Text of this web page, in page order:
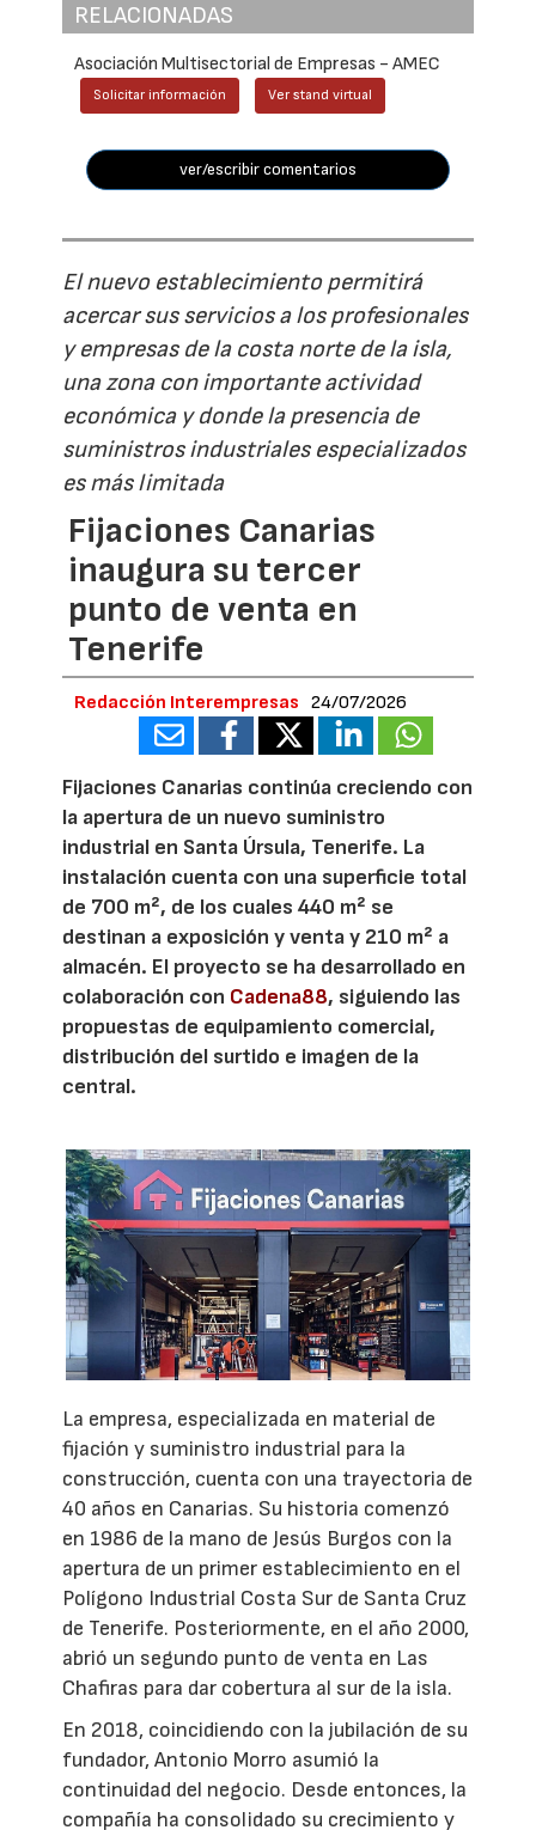
RELACIONADAS
Asociación Multisectorial de Empresas - AMEC
Solicitar información Ver stand virtual
ver/escribir comentarios
El nuevo establecimiento permitirá
acercar sus servicios a los profesionales
y empresas de la costa norte de la isla,
una zona con importante actividad
económica y donde la presencia de
suministros industriales especializados
es más limitada
Fijaciones Canarias
inaugura su tercer
punto de venta en
Tenerife
Redacción Interempresas 24/07/2026
Fijaciones Canarias continúa creciendo con
la apertura de un nuevo suministro
industrial en Santa Úrsula, Tenerife. La
instalación cuenta con una superficie total
de 700 m², de los cuales 440 m² se
destinan a exposición y venta y 210 m² a
almacén. El proyecto se ha desarrollado en
colaboración con Cadena88, siguiendo las
propuestas de equipamiento comercial,
distribución del surtido e imagen de la
central.
La empresa, especializada en material de
fijación y suministro industrial para la
construcción, cuenta con una trayectoria de
40 años en Canarias. Su historia comenzó
en 1986 de la mano de Jesús Burgos con la
apertura de un primer establecimiento en el
Polígono Industrial Costa Sur de Santa Cruz
de Tenerife. Posteriormente, en el año 2000,
abrió un segundo punto de venta en Las
Chafiras para dar cobertura al sur de la isla.
En 2018, coincidiendo con la jubilación de su
fundador, Antonio Morro asumió la
continuidad del negocio. Desde entonces, la
compañía ha consolidado su crecimiento y